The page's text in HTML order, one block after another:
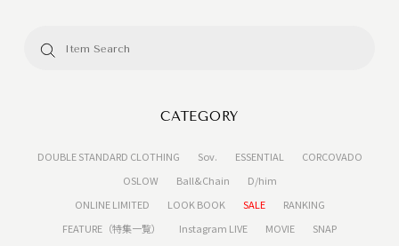
CATEGORY
DOUBLE STANDARD CLOTHING Sov. ESSENTIAL
CORCOVADO
OSLOW
Ball&Chain
D/him
ONLINE LIMITED
LOOK BOOK SALE
RANKING
FEATURE（特集一覧）
Instagram LIVE MOVIE SNAP